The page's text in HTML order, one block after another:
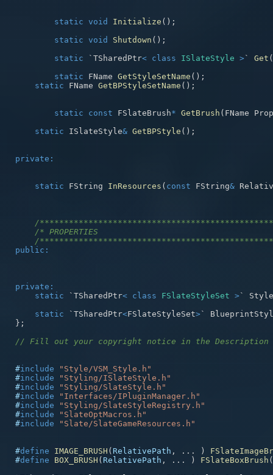
static void Initialize ( ) ;
static void Shutdown ( ) ;
static `TSharedPtr< class ISlateStyle > ` Get (
static FName GetStyleSetName ( ) ;
static FName GetBPStyleSetName ( ) ;
static const FSlateBrush* GetBrush ( FName
static ISlateStyle& GetBPStyle ( ) ;
private :
static FString InResources ( const FString&
/
/* PROPERTIES
/
public :
private :
static `TSharedPtr< class FSlateStyleSet > `
static `TSharedPtr<FSlateStyleSet> `
} ;
// Fill out your copyright notice in the Description
#include
"Style/VSM_Style.h"
#include
"Styling/ISlateStyle.h"
#include
"Styling/SlateStyle.h"
#include
"Interfaces/IPluginManager.h"
#include
"Styling/SlateStyleRegistry.h"
#include
"SlateOptMacros.h"
#include "Slate/SlateGameResources.h"
#define IMAGE_BRUSH ( RelativePath , . . . )
#define BOX_BRUSH ( RelativePath , . . . ) FSlateBoxBrush (